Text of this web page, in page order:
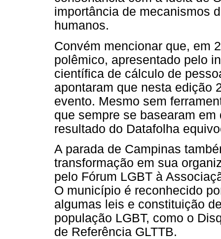
importância de mecanismos
humanos.
Convém mencionar que, em
polêmico, apresentado pelo
científica de cálculo de
apontaram que nesta edição
evento. Mesmo sem
que sempre se basearam
resultado do Datafolha
A parada de Campinas
transformação em sua
pelo Fórum LGBT à
O município é reconhecido
algumas leis e constituição
população LGBT, como o
de Referência GLTTB.